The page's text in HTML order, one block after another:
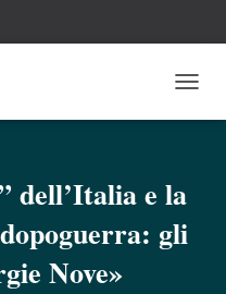
A
A
Z
I
dell’Italia e la
gli
Nove»